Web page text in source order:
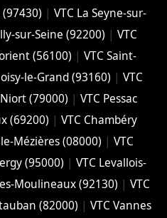
(97430) | VTC La Seyne-sur-
sur-Seine (92200) |VTC
(56100) |VTC Saint-
le-Grand (93160) |VTC
(‎79000) | VTC Pessac
(69200) | VTC Chambéry
Mézières (08000) |VTC
(95000) |VTC Levallois-
Moulineaux (92130) |VTC
(82000) | VTC Vannes